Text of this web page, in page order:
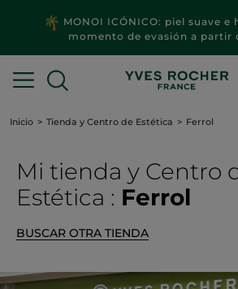
MONOI ICÓNICO: piel suave e
momento de evasión a partir
Inicio Tienda y Centro de Estética Ferrol
Mi tienda y Centro
Estética : Ferrol
BUSCAR OTRA TIENDA